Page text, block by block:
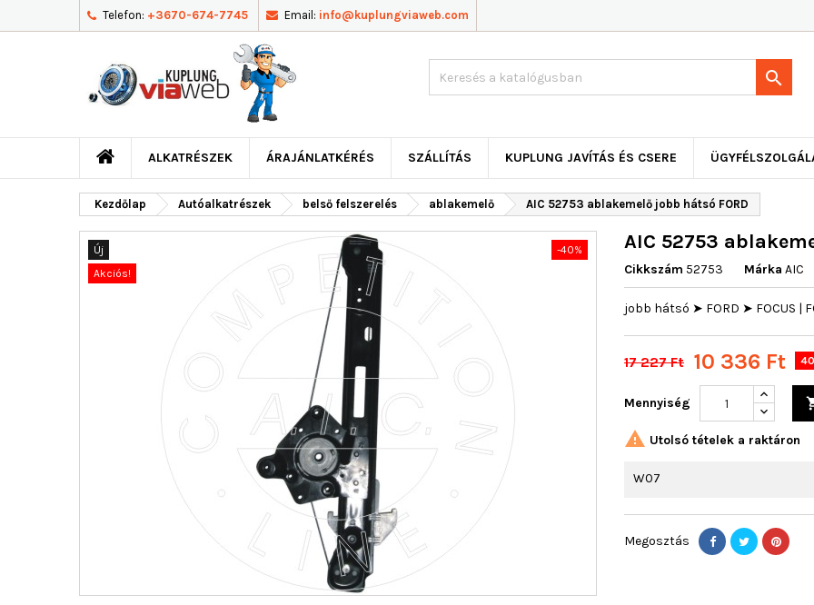
Telefon: +3670-674-7745 Email: info@kuplungviaweb.com

ALKATRÉSZEK ÁRAJÁNLATKÉRÉS SZÁLLÍTÁS KUPLUNG JAVÍTÁS ÉS CSERE
Kezdőlap Autóalkatrészek belső felszerelés ablakemelő AIC 52753 ablakemelő jobb hátsó FORD
Új
-40%
Akciós!
AIC 52753
Cikkszám 52753 Márka AIC
jobb hátsó ➤ FORD ➤ FOCUS |
17 227 Ft 10 336 Ft
Mennyiség
 Utolsó tételek a raktáron
W07
Megosztás